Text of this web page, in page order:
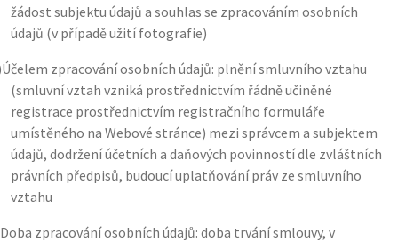
žádost subjektu údajů a souhlas se zpracováním osobních
údajů (v případě užití fotografie)
Účelem zpracování osobních údajů: plnění smluvního vztahu
(smluvní vztah vzniká prostřednictvím řádně učiněné
registrace prostřednictvím registračního formuláře
umístěného na Webové stránce) mezi správcem a subjektem
údajů, dodržení účetních a daňových povinností dle zvláštních
právních předpisů, budoucí uplatňování práv ze smluvního
vztahu
Doba zpracování osobních údajů: doba trvání smlouvy, v